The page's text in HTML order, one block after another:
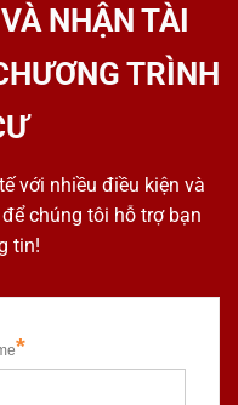
NHẬN TÀI
TRÌNH
với nhiều điều kiện và
chúng tôi hỗ trợ bạn
tin!